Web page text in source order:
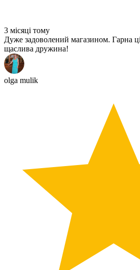
3 місяці тому
Дуже задоволений магазином. Гарна
щаслива дружина!
olga mulik